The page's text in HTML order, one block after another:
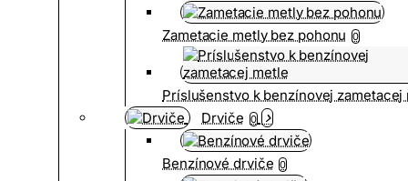
Zametacie metly bez pohonu 0
Príslušenstvo k benzínovej zametacej
Drviče 0
Benzínové drviče 0